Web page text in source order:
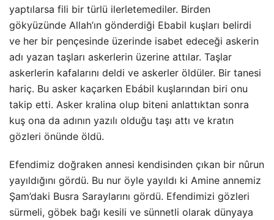
yaptılarsa fili bir türlü ilerletemediler. Birden
gökyüzünde Allah’ın gönderdiği Ebabil kuşları belirdi
ve her bir pençesinde üzerinde isabet edeceği askerin
adı yazan taşları askerlerin üzerine attılar. Taşlar
askerlerin kafalarını deldi ve askerler öldüler. Bir tanesi
hariç. Bu asker kaçarken Ebábil kuşlarından biri onu
takip etti. Asker kralina olup biteni anlattıktan sonra
kuş ona da adının yazılı olduğu taşı attı ve kratın
gözleri önünde öldü.
Efendimiz doğraken annesi kendisinden çıkan bir nûrun
yayıldığını gördü. Bu nur öyle yayıldı ki Amine annemiz
Şam’daki Busra Saraylarını gördü. Efendimizi gözleri
sürmeli, göbek bağı kesili ve sünnetli olarak dünyaya